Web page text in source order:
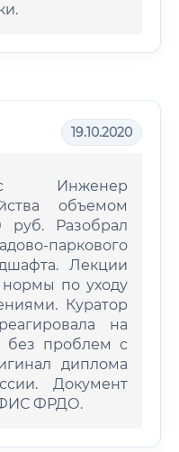
19.10.2020
Инженер
объемом
руб. Разобрал
паркового
Лекции
нормы по уходу
Куратор
на
без проблем с
диплома
Документ
ФИС ФРДО.